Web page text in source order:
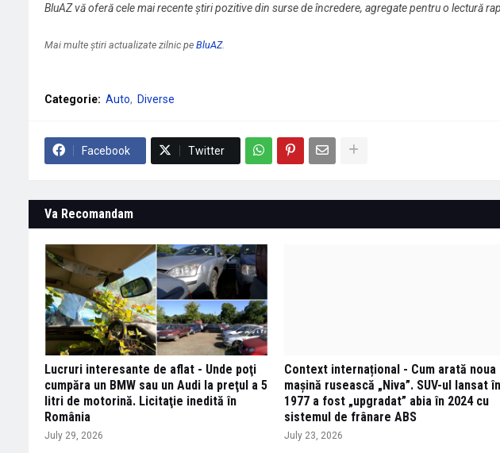
BluAZ vă oferă cele mai recente știri pozitive din surse de încredere, agregate pentru o lectură
Mai multe știri actualizate zilnic pe BluAZ.
Categorie: Auto Diverse
Facebook Twitter
Va Recomandam
Lucruri interesante de aflat - Unde poţi
cumpăra un BMW sau un Audi la preţul a 5
litri de motorină. Licitaţie inedită în
România
July 29, 2026
Context internațional - Cum arată noua
mașină rusească „Niva”. SUV-ul lansat în
1977 a fost „upgradat” abia în 2024 cu
sistemul de frânare ABS
July 23, 2026